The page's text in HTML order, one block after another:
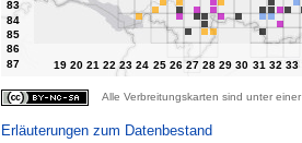
Alle Verbreitungskarten sind unter einer
Erläuterungen zum Datenbestand